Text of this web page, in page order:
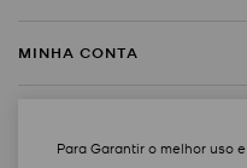
Para Garantir o melhor uso
Trabalhe Conosco
MINHA CONTA